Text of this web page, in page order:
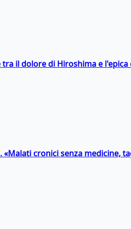
il dolore di Hiroshima e l'epica
«Malati cronici senza medicine,